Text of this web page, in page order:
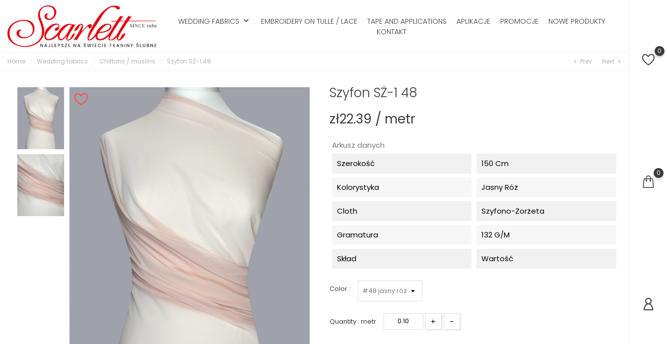
0
0
WEDDING FABRICS keyboard_arrow_down EMBROIDERY ON TULLE / LACE TAPE AND APPLICATIONS APLIKACJE PROMOCJE
NOWE PRODUKTY
KONTAKT
Home Wedding fabrics Chiffons / muslins Szyfon SŻ-1 48 chevron_left Prev Next chevron_right
Szyfon SŻ-1 48
zł22.39 / metr
Arkusz danych
Szerokość
150 Cm
Kolorystyka Jasny Róż
Cloth Szyfono-Żorżeta
Gramatura 132 G/m
Skład Wartość
Color :
Quantity : metr + -